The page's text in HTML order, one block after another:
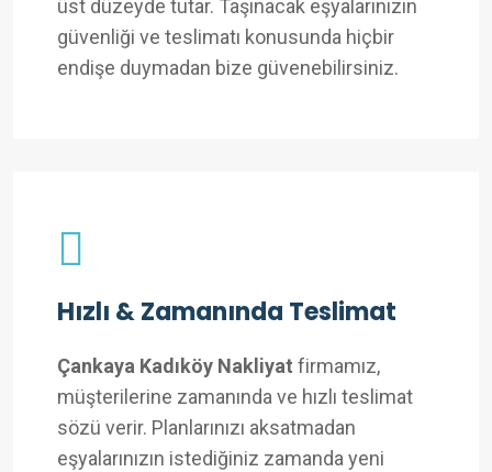
üst düzeyde tutar. Taşınacak eşyalarınızın
güvenliği ve teslimatı konusunda hiçbir
endişe duymadan bize güvenebilirsiniz.
Hızlı & Zamanında Teslimat
Çankaya Kadıköy Nakliyat firmamız,
müşterilerine zamanında ve hızlı teslimat
sözü verir. Planlarınızı aksatmadan
eşyalarınızın istediğiniz zamanda yeni